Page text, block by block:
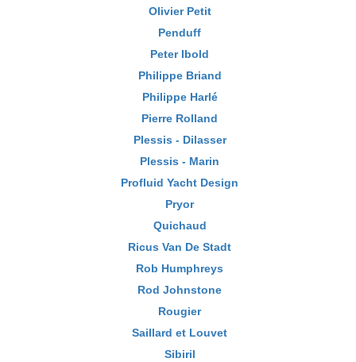
Olivier Petit
Penduff
Peter Ibold
Philippe Briand
Philippe Harlé
Pierre Rolland
Plessis - Dilasser
Plessis - Marin
Profluid Yacht Design
Pryor
Quichaud
Ricus Van De Stadt
Rob Humphreys
Rod Johnstone
Rougier
Saillard et Louvet
Sibiril